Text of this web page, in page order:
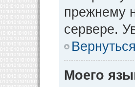
прежнему
сервере.
Моего